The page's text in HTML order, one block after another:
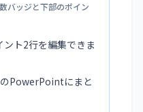
バッジと下部のポイン
ト2行を編集できま
PowerPointにまと